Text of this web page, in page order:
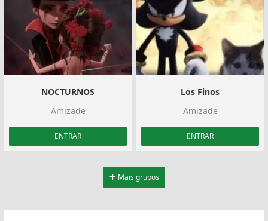
NOCTURNOS
Amizade
ENTRAR
Los Finos
Amizade
ENTRAR
Mais grupos